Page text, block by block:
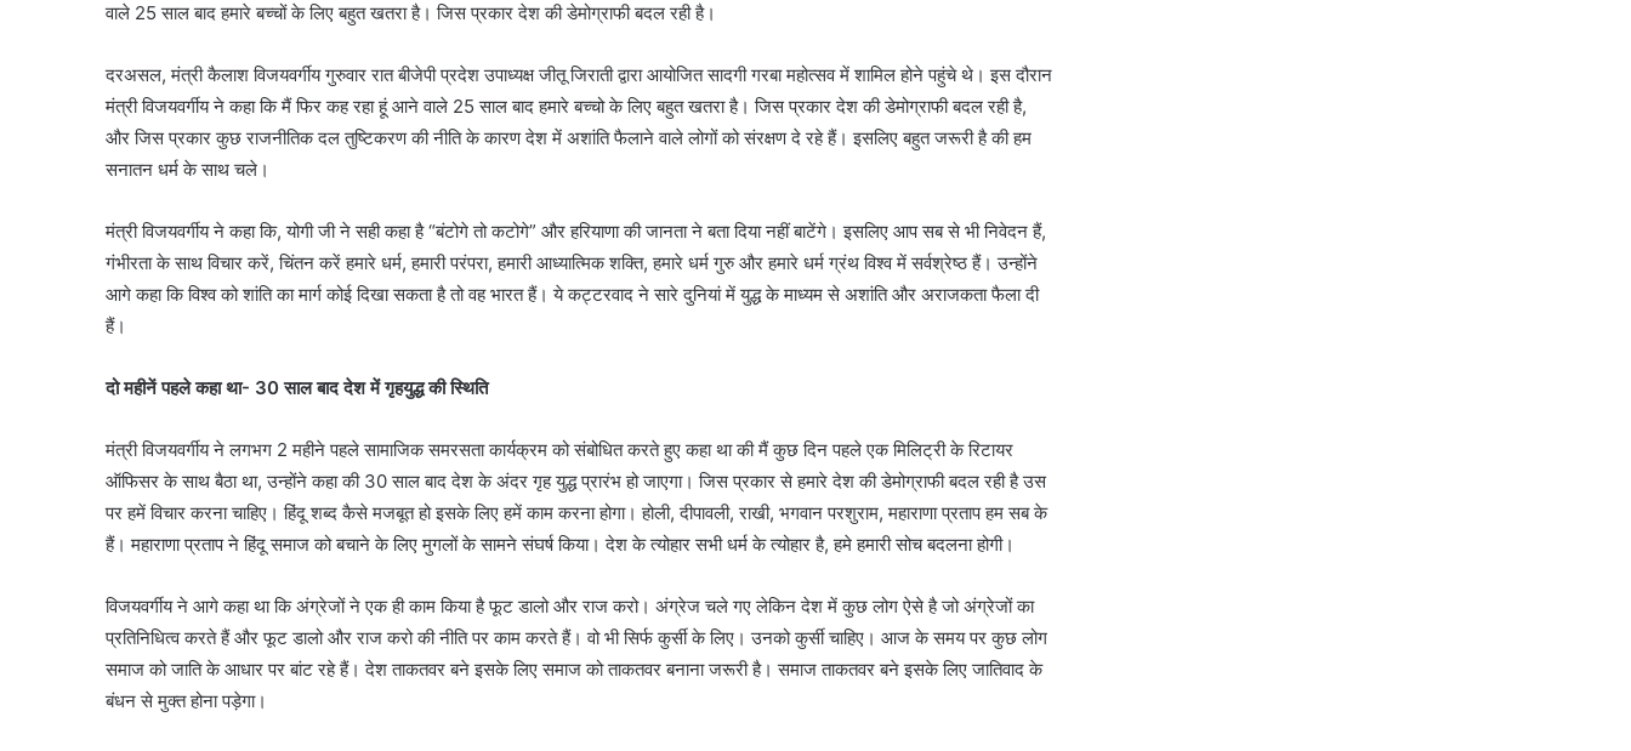
वाले 25 साल बाद हमारे बच्चों के लिए बहुत खतरा है। जिस प्रकार देश की डेमोग्राफी बदल रही है।
दरअसल, मंत्री कैलाश विजयवर्गीय गुरुवार रात बीजेपी प्रदेश उपाध्यक्ष जीतू जिराती द्वारा आयोजित सादगी गरबा महोत्सव में शामिल होने पहुंचे थे। इस दौरान
मंत्री विजयवर्गीय ने कहा कि मैं फिर कह रहा हूं आने वाले 25 साल बाद हमारे बच्चो के लिए बहुत खतरा है। जिस प्रकार देश की डेमोग्राफी बदल रही है,
और जिस प्रकार कुछ राजनीतिक दल तुष्टिकरण की नीति के कारण देश में अशांति फैलाने वाले लोगों को संरक्षण दे रहे हैं। इसलिए बहुत जरूरी है की हम
सनातन धर्म के साथ चले।
मंत्री विजयवर्गीय ने कहा कि, योगी जी ने सही कहा है “बंटोगे तो कटोगे” और हरियाणा की जानता ने बता दिया नहीं बाटेंगे। इसलिए आप सब से भी निवेदन हैं,
गंभीरता के साथ विचार करें, चिंतन करें हमारे धर्म, हमारी परंपरा, हमारी आध्यात्मिक शक्ति, हमारे धर्म गुरु और हमारे धर्म ग्रंथ विश्व में सर्वश्रेष्ठ हैं। उन्होंने
आगे कहा कि विश्व को शांति का मार्ग कोई दिखा सकता है तो वह भारत हैं। ये कट्टरवाद ने सारे दुनियां में युद्ध के माध्यम से अशांति और अराजकता फैला दी
हैं।
दो महीनें पहले कहा था- 30 साल बाद देश में गृहयुद्ध की स्थिति
मंत्री विजयवर्गीय ने लगभग 2 महीने पहले सामाजिक समरसता कार्यक्रम को संबोधित करते हुए कहा था की मैं कुछ दिन पहले एक मिलिट्री के रिटायर
ऑफिसर के साथ बैठा था, उन्होंने कहा की 30 साल बाद देश के अंदर गृह युद्ध प्रारंभ हो जाएगा। जिस प्रकार से हमारे देश की डेमोग्राफी बदल रही है उस
पर हमें विचार करना चाहिए। हिंदू शब्द कैसे मजबूत हो इसके लिए हमें काम करना होगा। होली, दीपावली, राखी, भगवान परशुराम, महाराणा प्रताप हम सब के
हैं। महाराणा प्रताप ने हिंदू समाज को बचाने के लिए मुगलों के सामने संघर्ष किया। देश के त्योहार सभी धर्म के त्योहार है, हमे हमारी सोच बदलना होगी।
विजयवर्गीय ने आगे कहा था कि अंग्रेजों ने एक ही काम किया है फूट डालो और राज करो। अंग्रेज चले गए लेकिन देश में कुछ लोग ऐसे है जो अंग्रेजों का
प्रतिनिधित्व करते हैं और फूट डालो और राज करो की नीति पर काम करते हैं। वो भी सिर्फ कुर्सी के लिए। उनको कुर्सी चाहिए। आज के समय पर कुछ लोग
समाज को जाति के आधार पर बांट रहे हैं। देश ताकतवर बने इसके लिए समाज को ताकतवर बनाना जरूरी है। समाज ताकतवर बने इसके लिए जातिवाद के
बंधन से मुक्त होना पड़ेगा।